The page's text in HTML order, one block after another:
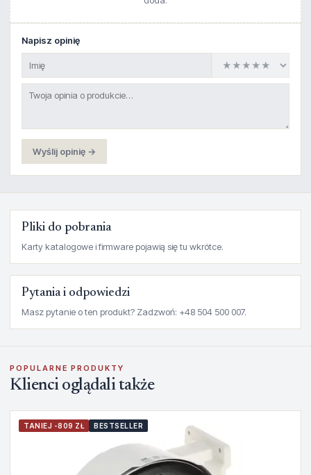
Napisz opinię
Wyślij opinię →
Pliki do pobrania
Karty katalogowe i firmware pojawią się tu wkrótce.
Pytania i odpowiedzi
Masz pytanie o ten produkt? Zadzwoń: +48 504 500 007.
POPULARNE PRODUKTY
Klienci oglądali także
TANIEJ -809 ZŁ BESTSELLER